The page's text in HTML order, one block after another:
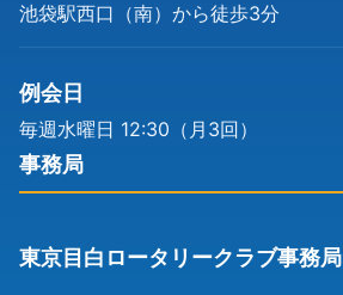
池袋駅西口（南）から徒歩3分
例会日
毎週水曜日 12:30（月3回）
事務局
東京目白ロータリークラブ事務局